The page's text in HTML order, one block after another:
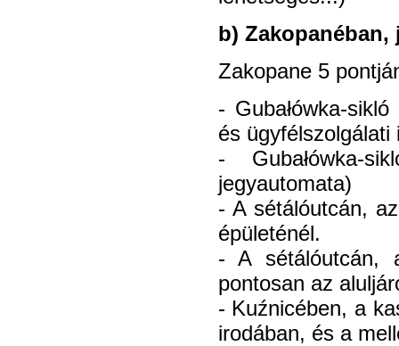
b)
Zakopane 5
- Gubałówka-
és ügyfélszolgálati
- Gubałówka-
jegyautomata)
- A sétálóutcán,
épületénél.
- A sétálóutcán,
pontosan az
- Kuźnicében, a
irodában, és a